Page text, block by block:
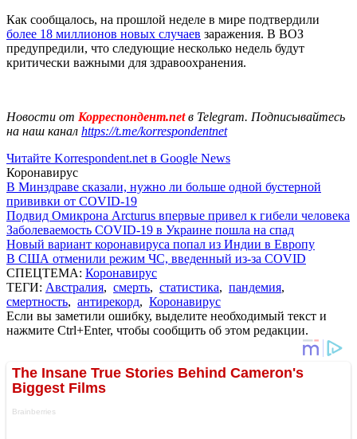
Как сообщалось, на прошлой неделе в мире подтвердили
более 18 миллионов новых случаев заражения. В ВОЗ
предупредили, что следующие несколько недель будут
критически важными для здравоохранения.
Новости от Корреспондент.netв Telegram. Подписывайтесь
на наш канал https://t.me/korrespondentnet
Читайте Korrespondent.net в Google News
Коронавирус
В Минздраве сказали, нужно ли больше одной бустерной
прививки от COVID-19
Подвид Омикрона Arcturus впервые привел к гибели человека
Заболеваемость COVID-19 в Украине пошла на спад
Новый вариант коронавируса попал из Индии в Европу
В США отменили режим ЧС, введенный из-за COVID
СПЕЦТЕМА: Коронавирус
ТЕГИ: Австралия, смерть, статистика, пандемия,
смертность, антирекорд, Коронавирус
Если вы заметили ошибку, выделите необходимый текст и
нажмите Ctrl+Enter, чтобы сообщить об этом редакции.